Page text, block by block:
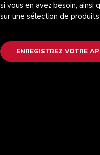
si vous en avez besoin, ainsi
sur une sélection de
ENREGISTREZ VOTRE